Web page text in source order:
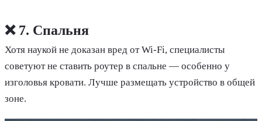
❌ 7. Спальня
Хотя наукой не доказан вред от Wi-Fi, специалисты
советуют не ставить роутер в спальне — особенно у
изголовья кровати. Лучше размещать устройство в общей
зоне.